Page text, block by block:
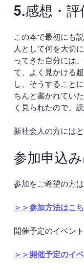
5.感想・評
この本で最初にも
人として何を大切
ってきた自分には
て、よく見かける
し、そうすること
ちんと書かれてい
く見られたので、
新社会人の方には
参加申込
参加をご希望の方
＞＞参加方法はこ
開催予定のイベン
＞＞開催予定のイ